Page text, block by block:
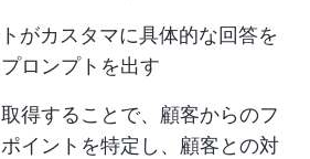
がカスタマに具体的な回答を
ロンプトを出す
得することで、顧客からのフ
イントを特定し、顧客との対